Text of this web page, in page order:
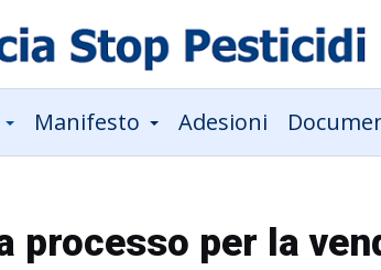
Manifesto Adesioni
processo per la